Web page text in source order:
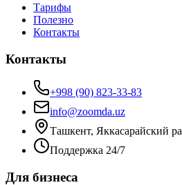
Тарифы
Полезно
Контакты
Контакты
+998 (90) 823-33-83
info@zoomda.uz
Ташкент, Яккасарайский
Поддержка 24/7
Для бизнеса